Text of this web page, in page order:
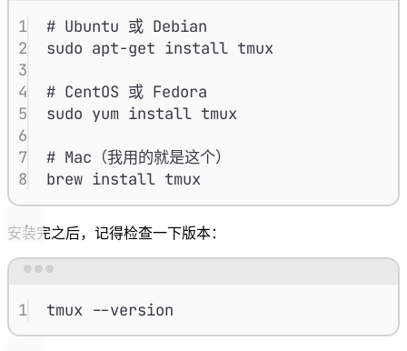
1
# Ubuntu 或 Debian
2
sudo apt-get install tmux
3
4
# CentOS 或 Fedora
5
sudo yum install tmux
6
7
# Mac（我用的就是这个）
8
brew install tmux
安装完之后，记得检查一下版本：
1 tmux --version